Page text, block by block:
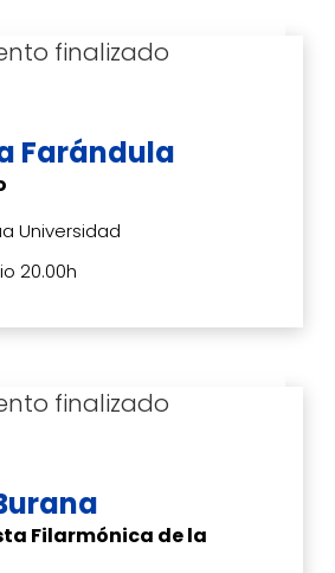
Farándula
Universidad
20.00h
Filarmónica de la